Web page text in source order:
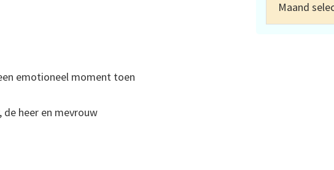
emotioneel moment toen
de heer en mevrouw